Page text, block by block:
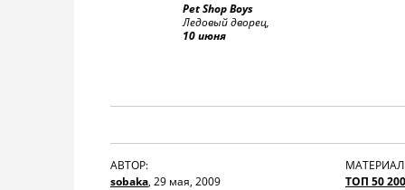
Pet Shop Boys
Ледовый дворец,
10 июня
АВТОР:
sobaka, 29 мая, 2009
ТОП 50